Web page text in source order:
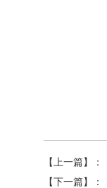
【上一篇】：
【下一篇】：